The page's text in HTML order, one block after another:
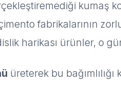
kumaş
fabrikalarının
harikası ürünler, o
üreterek bu